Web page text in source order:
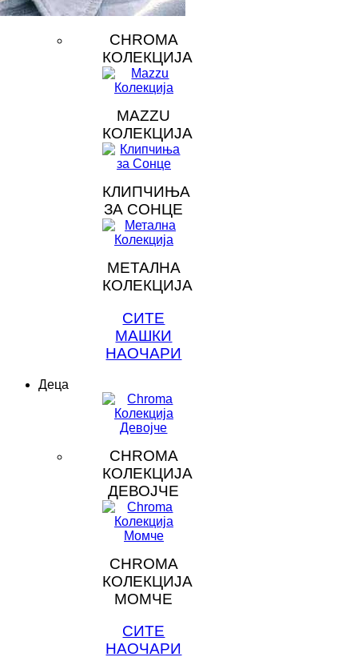
CHROMA
КОЛЕКЦИЈА
MAZZU
КОЛЕКЦИЈА
КЛИПЧИЊА
ЗА СОНЦЕ
МЕТАЛНА
КОЛЕКЦИЈА
СИТЕ
МАШКИ
НАОЧАРИ
Деца
CHROMA
КОЛЕКЦИЈА
ДЕВОЈЧЕ
CHROMA
КОЛЕКЦИЈА
МОМЧЕ
СИТЕ
НАОЧАРИ